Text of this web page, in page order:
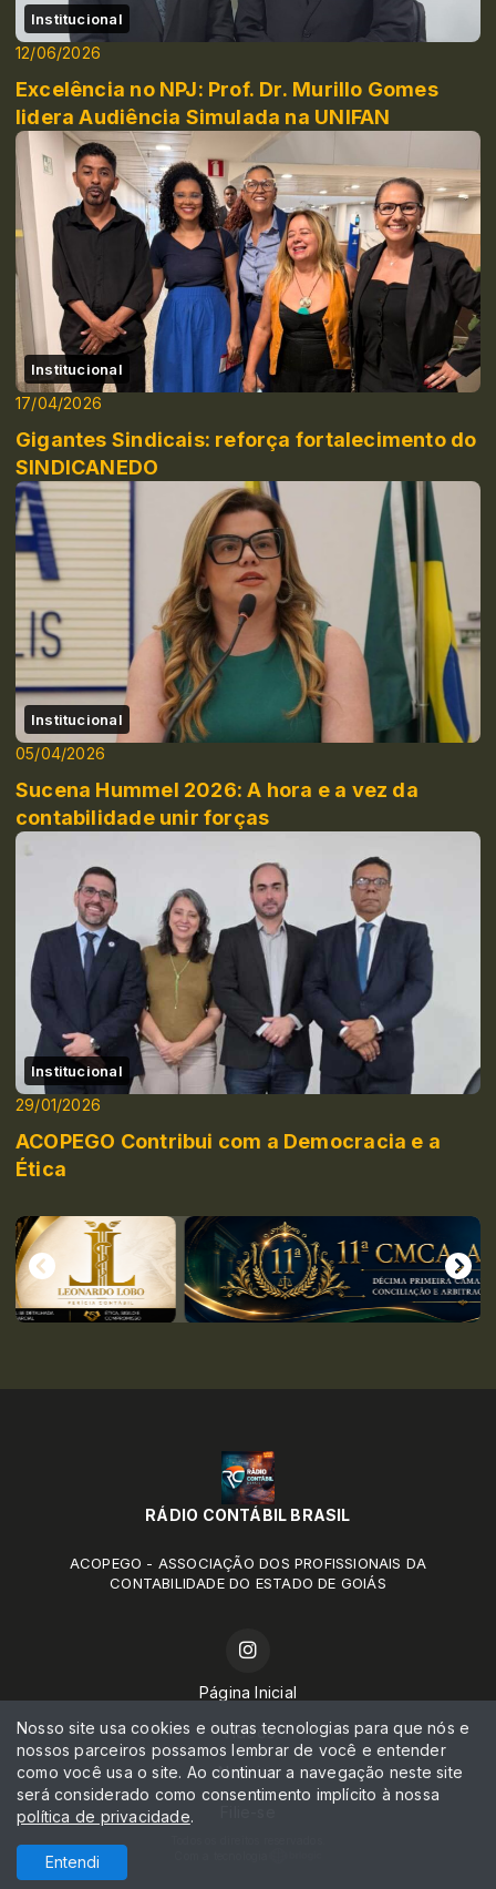
Institucional
12/06/2026
Excelência no NPJ: Prof. Dr. Murillo Gomes
lidera Audiência Simulada na UNIFAN
Institucional
17/04/2026
Gigantes Sindicais: reforça fortalecimento do
SINDICANEDO
Institucional
05/04/2026
Sucena Hummel 2026: A hora e a vez da
contabilidade unir forças
Institucional
29/01/2026
ACOPEGO Contribui com a Democracia e a
Ética
RÁDIO CONTÁBIL BRASIL
ACOPEGO - ASSOCIAÇÃO DOS PROFISSIONAIS DA
CONTABILIDADE DO ESTADO DE GOIÁS
Página Inicial
Vídeos
Notícias
Nosso site usa cookies e outras tecnologias para que nós e
nossos parceiros possamos lembrar de você e entender
como você usa o site. Ao continuar a navegação neste site
será considerado como consentimento implícito à nossa
política de privacidade.
Entendi